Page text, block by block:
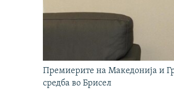
Премиерите на Македонија и
средба во Брисел